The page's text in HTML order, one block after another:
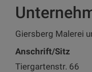
Giersberg Malerei
Anschrift/Sitz
Tiergartenstr. 66